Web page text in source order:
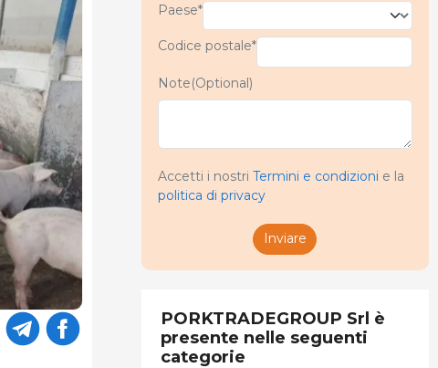
Paese*
Codice postale*
Note(Optional)
Accetti i nostri Termini e condizioni e la
politica di privacy
Inviare
PORKTRADEGROUP Srl è
presente nelle seguenti
categorie